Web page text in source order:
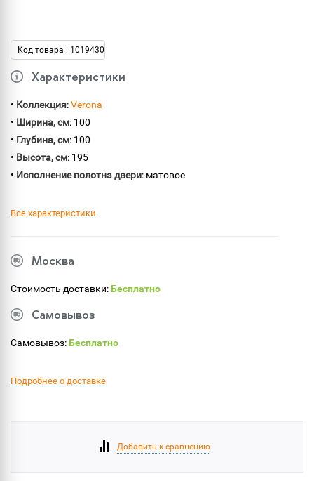
Код товара : 1019430
Характеристики
• Коллекция:Verona
• Ширина, см: 100
• Глубина, см: 100
• Высота, см: 195
• Исполнение полотна двери: матовое
Все характеристики
Москва
Стоимость доставки:Бесплатно
Самовывоз
Самовывоз:Бесплатно
Подробнее о доставке
Добавить к сравнению